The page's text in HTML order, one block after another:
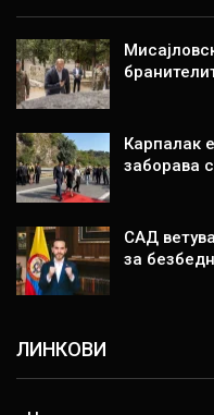
Карпалак
заборава
САД
за
ЛИНКОВИ